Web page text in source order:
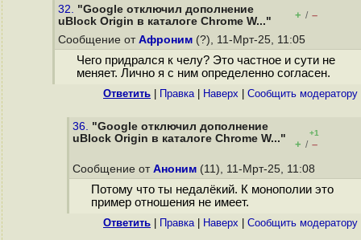
32. "Google отключил дополнение
uBlock Origin в каталоге Chrome W..."
+ / –
Сообщение от Афроним (?), 11-Мрт-25, 11:05
Чего придрался к челу? Это частное и сути не
меняет. Лично я с ним определенно согласен.
Ответить Правка| Наверх Cообщить модератору
36. "Google отключил дополнение
uBlock Origin в каталоге Chrome W..."
+1
+ / –
Сообщение от Аноним (11), 11-Мрт-25, 11:08
Потому что ты недалёкий. К монополии это
пример отношения не имеет.
Ответить Правка| Наверх Cообщить модератору